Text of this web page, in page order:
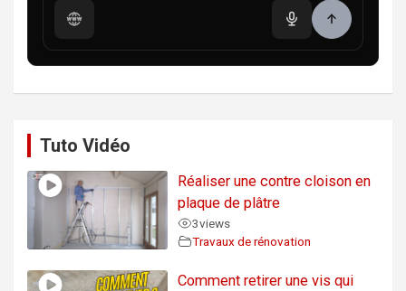
Tuto Vidéo
Réaliser une contre cloison en
plaque de plâtre
3views
Travaux de rénovation
Comment retirer une vis qui